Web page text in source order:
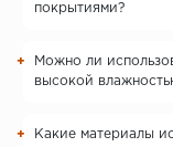
покрытиями?
Можно ли
высокой
Какие материалы